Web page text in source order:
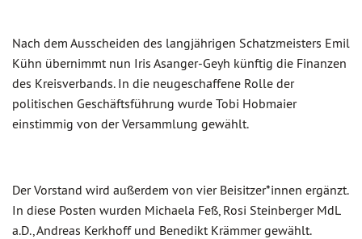
Nach dem Ausscheiden des langjährigen Schatzmeisters Emil
Kühn übernimmt nun Iris Asanger-Geyh künftig die Finanzen
des Kreisverbands. In die neugeschaffene Rolle der
politischen Geschäftsführung wurde Tobi Hobmaier
einstimmig von der Versammlung gewählt.
Der Vorstand wird außerdem von vier Beisitzer*innen ergänzt.
In diese Posten wurden Michaela Feß, Rosi Steinberger MdL
a.D., Andreas Kerkhoff und Benedikt Krämmer gewählt.